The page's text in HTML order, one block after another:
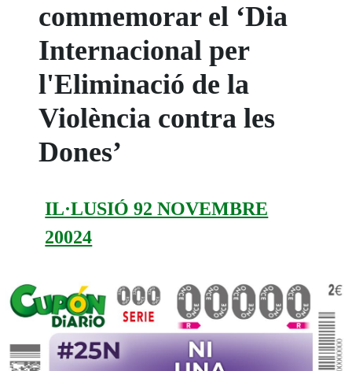
commemorar el ‘Dia
Internacional per
l'Eliminació de la
Violència contra les
Dones’
IL·LUSIÓ 92 NOVEMBRE
20024